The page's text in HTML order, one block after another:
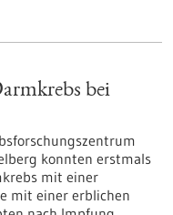
bei
konnten erstmals
mit einer
mit einer erblichen